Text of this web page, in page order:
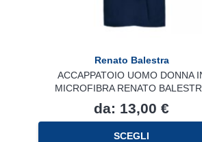
Renato Balestra
ACCAPPATOIO UOMO DONNA
MICROFIBRA RENATO
da: 13,00 €
SCEGLI